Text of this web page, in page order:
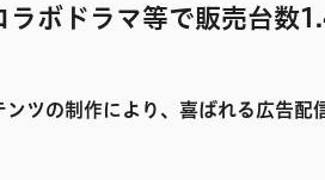
ボドラマ等で販売台数
ツの制作により、喜ばれる広告配